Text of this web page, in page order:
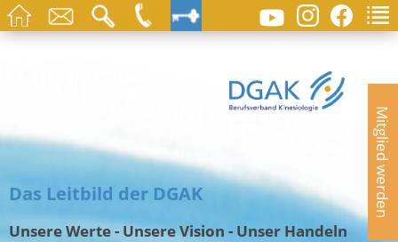
Mitglied werden
Das Leitbild der DGAK
Unsere Werte - Unsere Vision - Unser Handeln